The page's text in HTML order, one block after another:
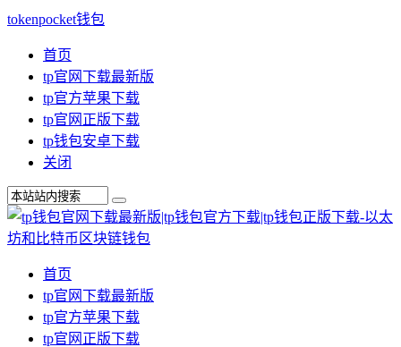
tokenpocket钱包
首页
tp官网下载最新版
tp官方苹果下载
tp官网正版下载
tp钱包安卓下载
关闭
首页
tp官网下载最新版
tp官方苹果下载
tp官网正版下载